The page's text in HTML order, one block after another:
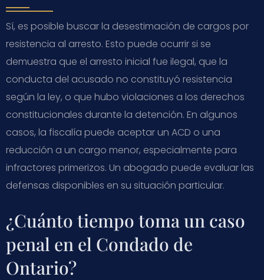
Sí, es posible buscar la desestimación de cargos por
resistencia al arresto. Esto puede ocurrir si se
demuestra que el arresto inicial fue ilegal, que la
conducta del acusado no constituyó resistencia
según la ley, o que hubo violaciones a los derechos
constitucionales durante la detención. En algunos
casos, la fiscalía puede aceptar un ACD o una
reducción a un cargo menor, especialmente para
infractores primerizos. Un abogado puede evaluar las
defensas disponibles en su situación particular.
¿Cuánto tiempo toma un caso
penal en el Condado de
Ontario?